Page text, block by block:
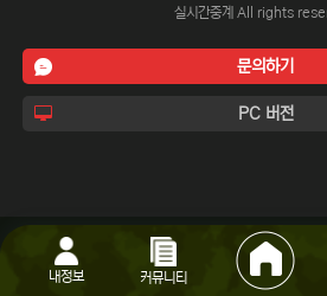
실시간중계 All rights
문의하기
PC 버전
내정보 커뮤니티